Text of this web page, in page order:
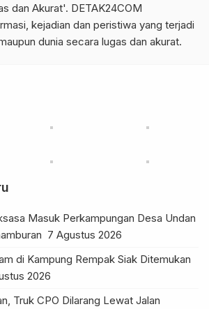
dan Akurat'. DETAK24COM
kejadian dan peristiwa yang terjadi
dunia secara lugas dan akurat.
Masuk Perkampungan Desa Undan
7 Agustus 2026
di Kampung Rempak Siak Ditemukan
2026
Truk CPO Dilarang Lewat Jalan